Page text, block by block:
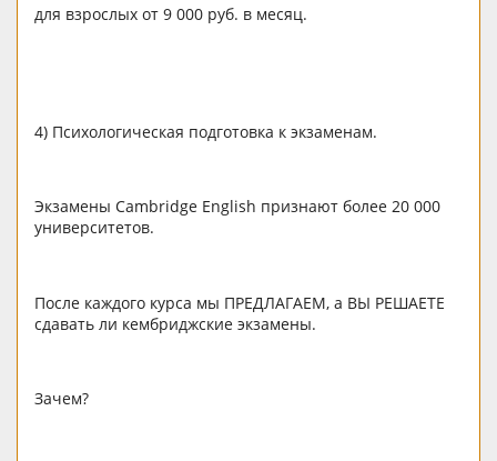
для взрослых от 9 000 руб. в месяц.
4) Психологическая подготовка к экзаменам.
Экзамены Cambridge English признают более 20 000
университетов.
После каждого курса мы ПРЕДЛАГАЕМ, а ВЫ РЕШАЕТЕ
сдавать ли кембриджские экзамены.
Зачем?